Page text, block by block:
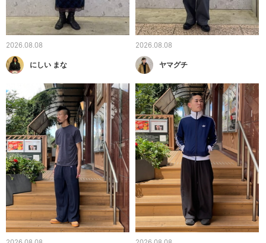
2026.08.08
にしい まな
2026.08.08
ヤマグチ